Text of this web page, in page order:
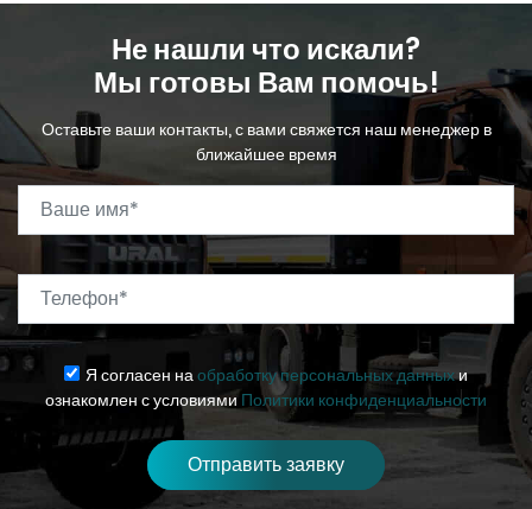
Не нашли что искали?
Мы готовы Вам помочь!
Оставьте ваши контакты, с вами свяжется наш менеджер в
ближайшее время
Ваше имя
Телефон *
Я согласен наобработку персональных данныхи
ознакомлен с условиямиПолитики конфиденциальности
Отправить заявку